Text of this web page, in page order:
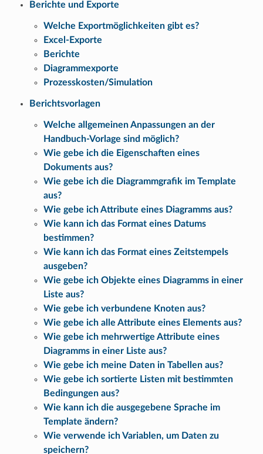
Berichte und Exporte
Welche Exportmöglichkeiten gibt es?
Excel-Exporte
Berichte
Diagrammexporte
Prozesskosten/Simulation
Berichtsvorlagen
Welche allgemeinen Anpassungen an der
Handbuch-Vorlage sind möglich?
Wie gebe ich die Eigenschaften eines
Dokuments aus?
Wie gebe ich die Diagrammgrafik im Template
aus?
Wie gebe ich Attribute eines Diagramms aus?
Wie kann ich das Format eines Datums
bestimmen?
Wie kann ich das Format eines Zeitstempels
ausgeben?
Wie gebe ich Objekte eines Diagramms in einer
Liste aus?
Wie gebe ich verbundene Knoten aus?
Wie gebe ich alle Attribute eines Elements aus?
Wie gebe ich mehrwertige Attribute eines
Diagramms in einer Liste aus?
Wie gebe ich meine Daten in Tabellen aus?
Wie gebe ich sortierte Listen mit bestimmten
Bedingungen aus?
Wie kann ich die ausgegebene Sprache im
Template ändern?
Wie verwende ich Variablen, um Daten zu
speichern?